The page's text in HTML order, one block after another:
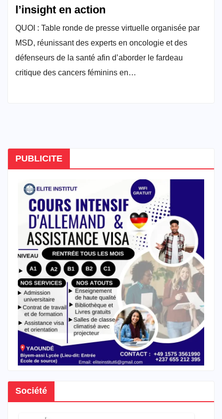
l’insight en action
QUOI : Table ronde de presse virtuelle organisée par
MSD, réunissant des experts en oncologie et des
défenseurs de la santé afin d’aborder le fardeau
critique des cancers féminins en…
PUBLICITE
Société